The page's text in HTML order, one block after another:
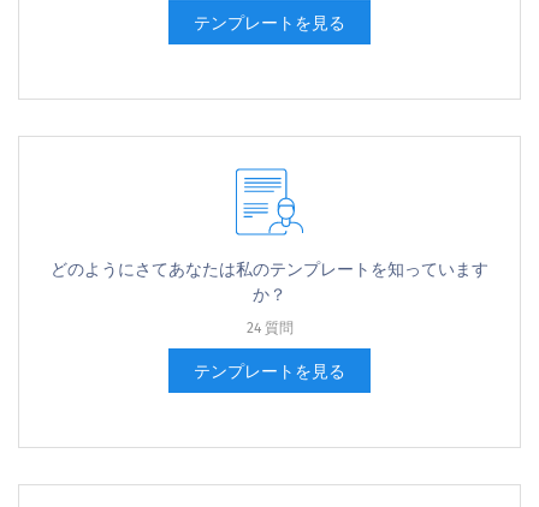
テンプレートを見る
どのようにさてあなたは私のテンプレートを知っています
か？
24 質問
テンプレートを見る